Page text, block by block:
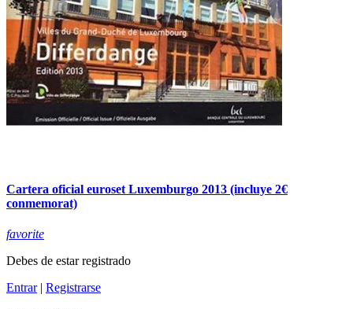
Cartera oficial euroset Luxemburgo 2013 (incluye 2€
conmemorat)
favorite
Debes de estar registrado
Entrar| Registrarse